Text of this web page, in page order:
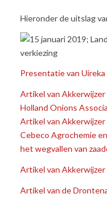
Hieronder de uitslag
Presentatie van
Artikel van
Holland Onions
Artikel van Akkerwijzer
Cebeco Agrochemie
het wegvallen van
Artikel van Akkerwijzer
Artikel van de